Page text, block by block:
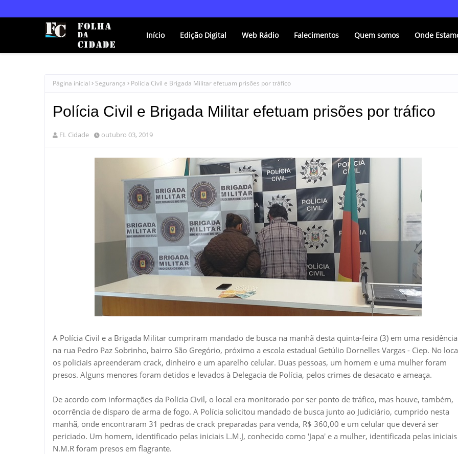
Início Edição Digital Web Rádio Falecimentos Quem somos Onde
Página inicial Segurança Polícia Civil e Brigada Militar efetuam prisões por tráfico
Polícia Civil e Brigada Militar efetuam prisões por tráfico
FL Cidade outubro 03, 2019
A Polícia Civil e a Brigada Militar cumpriram mandado de busca na manhã desta quinta-feira (3) em uma residência
na rua Pedro Paz Sobrinho, bairro São Gregório, próximo a escola estadual Getúlio Dornelles Vargas - Ciep. No
os policiais apreenderam crack, dinheiro e um aparelho celular. Duas pessoas, um homem e uma mulher foram
presos. Alguns menores foram detidos e levados à Delegacia de Polícia, pelos crimes de desacato e ameaça.
De acordo com informações da Polícia Civil, o local era monitorado por ser ponto de tráfico, mas houve, também,
ocorrência de disparo de arma de fogo. A Polícia solicitou mandado de busca junto ao Judiciário, cumprido nesta
manhã, onde encontraram 31 pedras de crack preparadas para venda, R$ 360,00 e um celular que deverá ser
periciado. Um homem, identificado pelas iniciais L.M.J, conhecido como 'Japa' e a mulher, identificada pelas iniciais
N.M.R foram presos em flagrante.